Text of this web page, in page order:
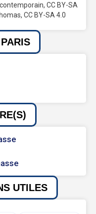
CC BY-SA
CC BY-SA 4.0
UTILES